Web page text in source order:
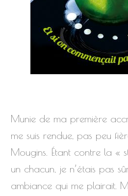
Munie de ma première
me suis rendue, pas peu
Mougins. Étant contre la «
un chacun, je n’étais pas
ambiance qui me plairait.